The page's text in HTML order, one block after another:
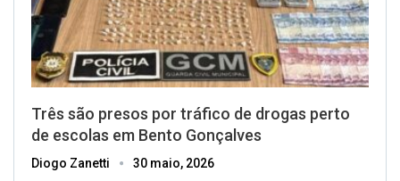
Três são presos por tráfico de drogas perto
de escolas em Bento Gonçalves
Diogo Zanetti 30 maio, 2026